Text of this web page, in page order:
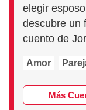
elegir
descubre un
cuento de
Amor
Más